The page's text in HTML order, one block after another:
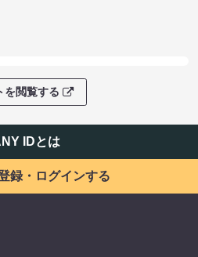
を閲覧する
IDとは
録・ログインする